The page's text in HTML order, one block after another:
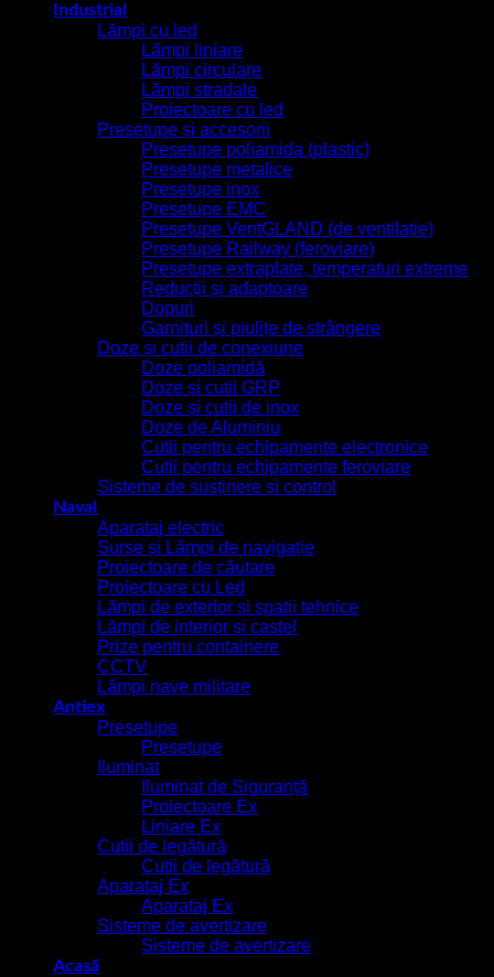
Industrial
Lămpi cu led
Lămpi liniare
Lămpi circulare
Lămpi stradale
Proiectoare cu led
Presetupe și accesorii
Presetupe poliamida (plastic)
Presetupe metalice
Presetupe inox
Presetupe EMC
Presetupe VentGLAND (de ventilație)
Presetupe Railway (feroviare)
Presetupe extraplate, temperaturi extreme
Reducții și adaptoare
Dopuri
Garnituri și piulițe de strângere
Doze și cutii de conexiune
Doze poliamidă
Doze și cutii GRP
Doze și cutii de inox
Doze de Aluminiu
Cutii pentru echipamente electronice
Cutii pentru echipamente feroviare
Sisteme de susținere și control
Naval
Aparataj electric
Surse și Lămpi de navigație
Proiectoare de căutare
Proiectoare cu Led
Lămpi de exterior și spatii tehnice
Lămpi de interior și castel
Prize pentru containere
CCTV
Lămpi nave militare
Antiex
Presetupe
Presetupe
Iluminat
Iluminat de Siguranță
Proiectoare Ex
Liniare Ex
Cutii de legătură
Cutii de legătură
Aparataj Ex
Aparataj Ex
Sisteme de avertizare
Sisteme de avertizare
Acasă